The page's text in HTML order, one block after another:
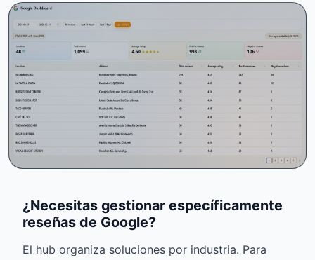
¿Necesitas gestionar específicamente
reseñas de Google?
El hub organiza soluciones por industria. Para